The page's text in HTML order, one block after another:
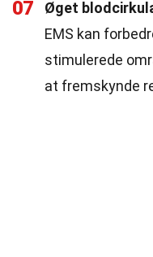
07
Øget
EMS kan
stimulerede
at fremskynde